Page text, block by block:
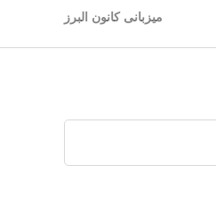
میزبانی کانون البرز